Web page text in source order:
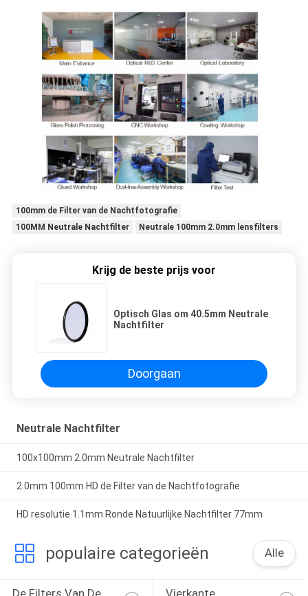
100mm de Filter van de Nachtfotografie
100MM Neutrale Nachtfilter
Neutrale 100mm 2.0mm lensfilters
Krijg de beste prijs voor
Optisch Glas om 40.5mm Neutrale
Nachtfilter
Doorgaan
Neutrale Nachtfilter
100x100mm 2.0mm Neutrale Nachtfilter
2.0mm 100mm HD de Filter van de Nachtfotografie
HD resolutie 1.1mm Ronde Natuurlijke Nachtfilter 77mm
populaire categorieën Alle